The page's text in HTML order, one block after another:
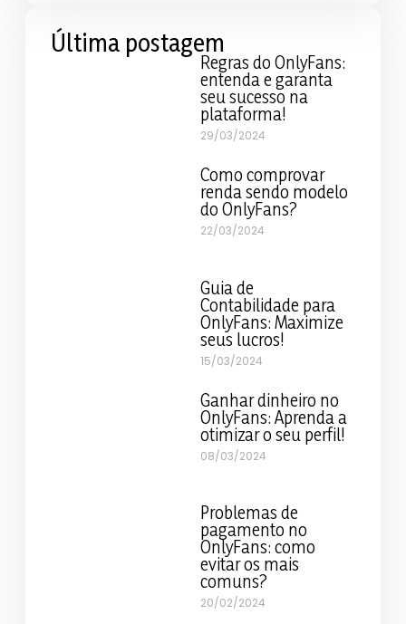
Última postagem
Regras do OnlyFans:
entenda e garanta
seu sucesso na
plataforma!
29/03/2024
Como comprovar
renda sendo modelo
do OnlyFans?
22/03/2024
Guia de
Contabilidade para
OnlyFans: Maximize
seus lucros!
15/03/2024
Ganhar dinheiro no
OnlyFans: Aprenda a
otimizar o seu perfil!
08/03/2024
Problemas de
pagamento no
OnlyFans: como
evitar os mais
comuns?
20/02/2024